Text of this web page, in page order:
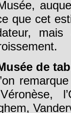
que cet
de